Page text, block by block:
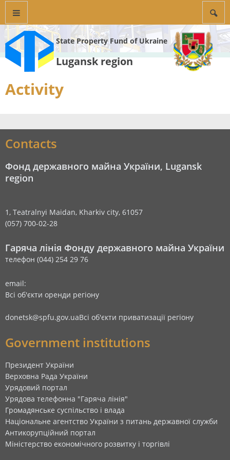
State Property Fund of Ukraine
Lugansk region
Activity
Contacts
Фонд державного майна України, Lugansk
region
1, Teatralnyi Maidan, Kharkiv city, 61057
(057) 700-02-28
Гаряча лінія Фонду державного майна України
телефон (044) 254 29 76
email:
Всі об'єкти оренди регіону
donetsk@spfu.gov.uaВсі об'єкти приватизації регіону
Government institutions
Президент України
Верховна Рада України
Урядовий портал
Урядова телефонна "Гаряча лінія"
Громадянське суспільство і влада
Національне агентство України з питань державної служби
Антикорупційний портал
Міністерство економічного розвитку і торгівлі